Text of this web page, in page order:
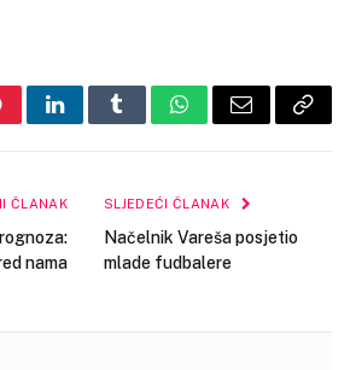
LinkedInTumblrWhatsApp
Email Copy
ČLANAK
nama
SLJEDEĆI ČLANAK
Načelnik Vareša posjetio
mlade fudbalere